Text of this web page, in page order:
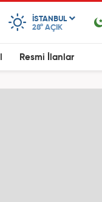
ISTANBUL
28° AÇIK
Resmi İlanlar